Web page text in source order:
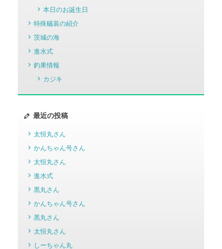
本日のお誕生日
特殊艤装の紹介
茨城の海
進水式
釣果情報
カジキ
最近の投稿
太恒丸さん
かんちゃん号さん
太恒丸さん
進水式
黒丸さん
かんちゃん号さん
黒丸さん
太恒丸さん
しーちゃん丸